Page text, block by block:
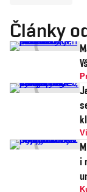
Články
i